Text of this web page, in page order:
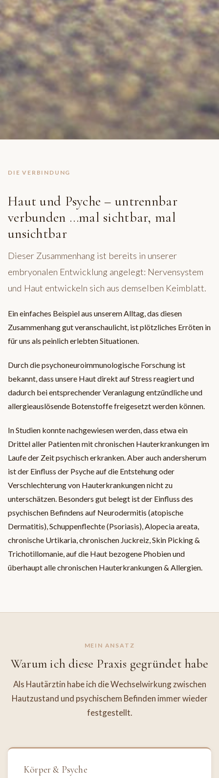
DIE VERBINDUNG
Haut und Psyche – untrennbar
verbunden …mal sichtbar, mal
unsichtbar
Dieser Zusammenhang ist bereits in unserer
embryonalen Entwicklung angelegt: Nervensystem
und Haut entwickeln sich aus demselben Keimblatt.
Ein einfaches Beispiel aus unserem Alltag, das diesen
Zusammenhang gut veranschaulicht, ist plötzliches Erröten in
für uns als peinlich erlebten Situationen.
Durch die psychoneuroimmunologische Forschung ist
bekannt, dass unsere Haut direkt auf Stress reagiert und
dadurch bei entsprechender Veranlagung entzündliche und
allergieauslösende Botenstoffe freigesetzt werden können.
In Studien konnte nachgewiesen werden, dass etwa ein
Drittel aller Patienten mit chronischen Hauterkrankungen im
Laufe der Zeit psychisch erkranken. Aber auch andersherum
ist der Einfluss der Psyche auf die Entstehung oder
Verschlechterung von Hauterkrankungen nicht zu
unterschätzen. Besonders gut belegt ist der Einfluss des
psychischen Befindens auf Neurodermitis (atopische
Dermatitis), Schuppenflechte (Psoriasis), Alopecia areata,
chronische Urtikaria, chronischen Juckreiz, Skin Picking &
Trichotillomanie, auf die Haut bezogene Phobien und
überhaupt alle chronischen Hauterkrankungen & Allergien.
MEIN ANSATZ
Warum ich diese Praxis gegründet habe
Als Hautärztin habe ich die Wechselwirkung zwischen
Hautzustand und psychischem Befinden immer wieder
festgestellt.
Körper & Psyche